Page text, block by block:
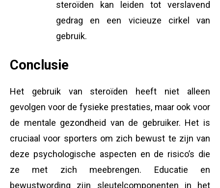
steroïden kan leiden tot verslavend
gedrag en een vicieuze cirkel van
gebruik.
Conclusie
Het gebruik van steroïden heeft niet alleen
gevolgen voor de fysieke prestaties, maar ook voor
de mentale gezondheid van de gebruiker. Het is
cruciaal voor sporters om zich bewust te zijn van
deze psychologische aspecten en de risico’s die
ze met zich meebrengen. Educatie en
bewustwording zijn sleutelcomponenten in het